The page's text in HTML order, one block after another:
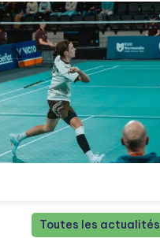
Toutes les actualités